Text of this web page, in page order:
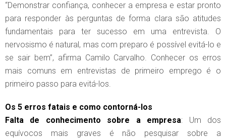
“Demonstrar confiança, conhecer a empresa e estar pronto
para responder às perguntas de forma clara são atitudes
fundamentais para ter sucesso em uma entrevista. O
nervosismo é natural, mas com preparo é possível evitá-lo e
se sair bem”, afirma Camilo Carvalho. Conhecer os erros
mais comuns em entrevistas de primeiro emprego é o
primeiro passo para evitá-los.
Os 5 erros fatais e como contorná-los
Falta de conhecimento sobre a empresa: Um dos
equívocos mais graves é não pesquisar sobre a